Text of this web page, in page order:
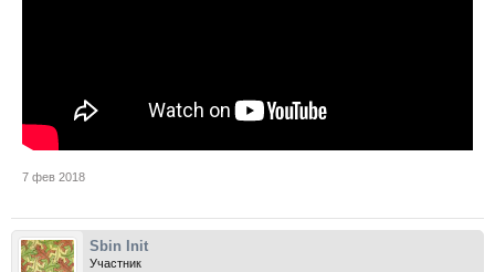
7 фев 2018
Sbin Init
Участник